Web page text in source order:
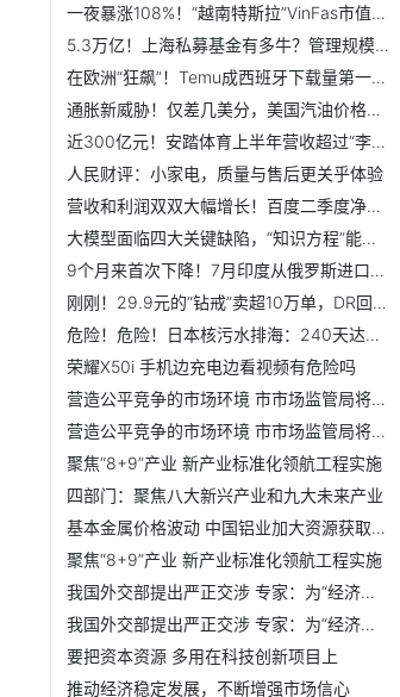
一夜暴涨108%！“越南特斯拉”VinFas市值狂飙至全球第三【附...
5.3万亿！上海私募基金有多牛？管理规模、产品数量位居全国首...
在欧洲“狂飙”！Temu成西班牙下载量第一的购物应用【附出海...
通胀新威胁！仅差几美分，美国汽油价格接近季节性纪录高点【...
近300亿元！安踏体育上半年营收超过“李宁+阿迪达斯中国”的...
人民财评：小家电，质量与售后更关乎体验
营收和利润双双大幅增长！百度二季度净利润高达80亿元【附中...
大模型面临四大关键缺陷，“知识方程”能否通向强人工智能
9个月来首次下降！7月印度从俄罗斯进口原油量环比下降5.7%【...
刚刚！29.9元的“钻戒”卖超10万单，DR回应来了【附天然钻石...
危险！危险！日本核污水排海：240天达到中国，1200天覆盖北太...
荣耀X50i 手机边充电边看视频有危险吗
营造公平竞争的市场环境 市市场监管局将重点清理歧视民营、...
营造公平竞争的市场环境 市市场监管局将重点清理歧视民营、...
聚焦“8+9”产业 新产业标准化领航工程实施
四部门：聚焦八大新兴产业和九大未来产业
基本金属价格波动 中国铝业加大资源获取力度
聚焦“8+9”产业 新产业标准化领航工程实施
我国外交部提出严正交涉 专家：为“经济账”将风险转嫁世界
我国外交部提出严正交涉 专家：为“经济账”将风险转嫁世界
要把资本资源 多用在科技创新项目上
推动经济稳定发展，不断增强市场信心